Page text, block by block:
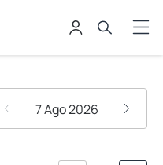
7 Ago 2026